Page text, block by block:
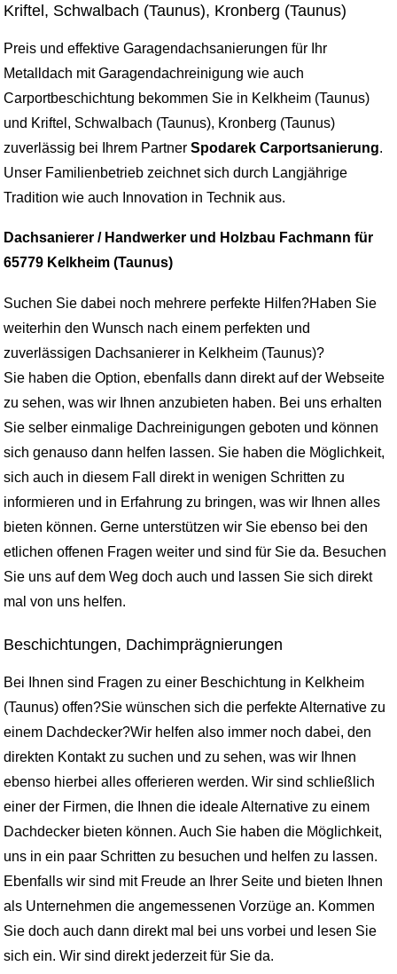
Kriftel, Schwalbach (Taunus), Kronberg (Taunus)
Preis und effektive Garagendachsanierungen für Ihr
Metalldach mit Garagendachreinigung wie auch
Carportbeschichtung bekommen Sie in Kelkheim (Taunus)
und Kriftel, Schwalbach (Taunus), Kronberg (Taunus)
zuverlässig bei Ihrem Partner Spodarek Carportsanierung.
Unser Familienbetrieb zeichnet sich durch Langjährige
Tradition wie auch Innovation in Technik aus.
Dachsanierer / Handwerker und Holzbau Fachmann für
65779 Kelkheim (Taunus)
Suchen Sie dabei noch mehrere perfekte Hilfen?Haben Sie
weiterhin den Wunsch nach einem perfekten und
zuverlässigen Dachsanierer in Kelkheim (Taunus)?
Sie haben die Option, ebenfalls dann direkt auf der Webseite
zu sehen, was wir Ihnen anzubieten haben. Bei uns erhalten
Sie selber einmalige Dachreinigungen geboten und können
sich genauso dann helfen lassen. Sie haben die Möglichkeit,
sich auch in diesem Fall direkt in wenigen Schritten zu
informieren und in Erfahrung zu bringen, was wir Ihnen alles
bieten können. Gerne unterstützen wir Sie ebenso bei den
etlichen offenen Fragen weiter und sind für Sie da. Besuchen
Sie uns auf dem Weg doch auch und lassen Sie sich direkt
mal von uns helfen.
Beschichtungen, Dachimprägnierungen
Bei Ihnen sind Fragen zu einer Beschichtung in Kelkheim
(Taunus) offen?Sie wünschen sich die perfekte Alternative zu
einem Dachdecker?Wir helfen also immer noch dabei, den
direkten Kontakt zu suchen und zu sehen, was wir Ihnen
ebenso hierbei alles offerieren werden. Wir sind schließlich
einer der Firmen, die Ihnen die ideale Alternative zu einem
Dachdecker bieten können. Auch Sie haben die Möglichkeit,
uns in ein paar Schritten zu besuchen und helfen zu lassen.
Ebenfalls wir sind mit Freude an Ihrer Seite und bieten Ihnen
als Unternehmen die angemessenen Vorzüge an. Kommen
Sie doch auch dann direkt mal bei uns vorbei und lesen Sie
sich ein. Wir sind direkt jederzeit für Sie da.